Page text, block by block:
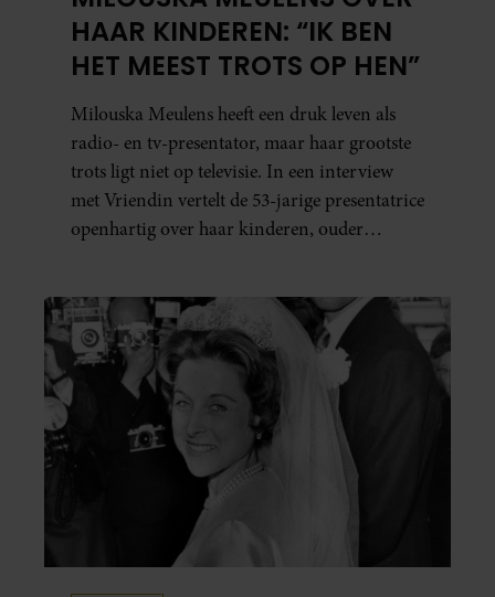
HAAR KINDEREN: “IK BEN
HET MEEST TROTS OP HEN”
Milouska Meulens heeft een druk leven als
radio- en tv-presentator, maar haar grootste
trots ligt niet op televisie. In een interview
met Vriendin vertelt de 53-jarige presentatrice
openhartig over haar kinderen, ouder
welke levenslessen haar vandaag de dag het
meest bezighouden.